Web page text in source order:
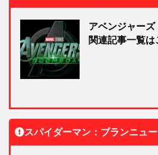
アベンジャー
関連記事一覧は
スパイダーマン：ブランニュー